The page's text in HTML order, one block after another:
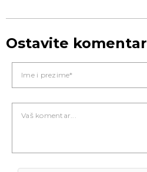
Ostavite komentar